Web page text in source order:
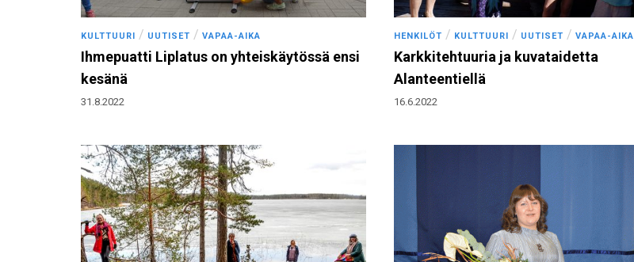
KULTTUURI / UUTISET / VAPAA-AIKA
Ihmepuatti Liplatus on yhteiskäytössä ensi
kesänä
31.8.2022
HENKILÖT / KULTTUURI / UUTISET / VAPAA-AIKA
Karkkitehtuuria ja kuvataidetta
Alanteentiellä
16.6.2022